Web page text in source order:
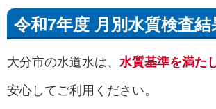
令和7年度 月別水質検査結
大分市の水道水は、 水質基準を満た
安心してご利用ください。